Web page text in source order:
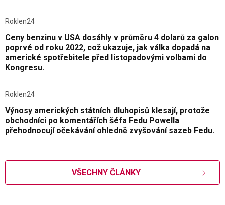
Roklen24
Ceny benzinu v USA dosáhly v průměru 4 dolarů za galon
poprvé od roku 2022, což ukazuje, jak válka dopadá na
americké spotřebitele před listopadovými volbami do
Kongresu.
Roklen24
Výnosy amerických státních dluhopisů klesají, protože
obchodníci po komentářích šéfa Fedu Powella
přehodnocují očekávání ohledně zvyšování sazeb Fedu.
VŠECHNY ČLÁNKY